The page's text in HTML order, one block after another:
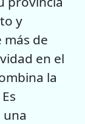
y
más de
en el
la
una